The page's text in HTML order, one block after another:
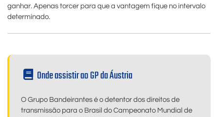
ganhar. Apenas torcer para que a vantagem fique no intervalo
determinado.
Onde assistir ao GP da Áustria
O Grupo Bandeirantes é o detentor dos direitos de
transmissão para o Brasil do Campeonato Mundial de